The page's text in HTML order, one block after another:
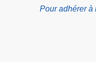
Pour adhérer à